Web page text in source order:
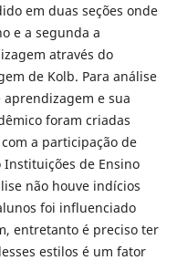
em duas seções onde
e a segunda a
através do
de Kolb. Para análise
e sua
foram criadas
a participação de
de Ensino
não houve indícios
foi influenciado
entretanto é preciso ter
estilos é um fator